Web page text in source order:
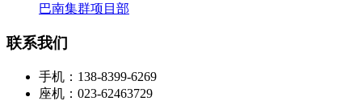
巴南集群项目部
联系我们
手机：138-8399-6269
座机：023-62463729